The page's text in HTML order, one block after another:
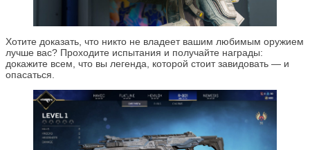
Хотите доказать, что никто не владеет вашим любимым оружием
лучше вас? Проходите испытания и получайте награды:
докажите всем, что вы легенда, которой стоит завидовать — и
опасаться.